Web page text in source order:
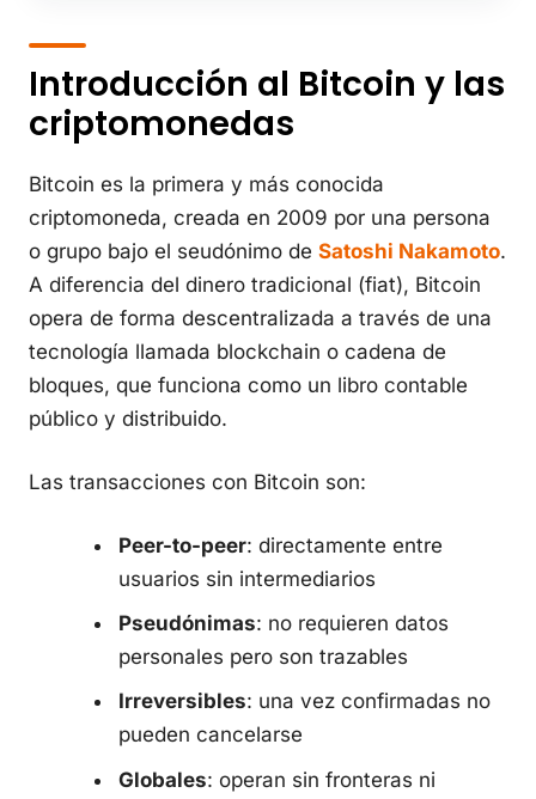
Introducción al Bitcoin y las
criptomonedas
Bitcoin es la primera y más conocida
criptomoneda, creada en 2009 por una persona
o grupo bajo el seudónimo de Satoshi Nakamoto.
A diferencia del dinero tradicional (fiat), Bitcoin
opera de forma descentralizada a través de una
tecnología llamada blockchain o cadena de
bloques, que funciona como un libro contable
público y distribuido.
Las transacciones con Bitcoin son:
Peer-to-peer: directamente entre
usuarios sin intermediarios
Pseudónimas: no requieren datos
personales pero son trazables
Irreversibles: una vez confirmadas no
pueden cancelarse
Globales: operan sin fronteras ni